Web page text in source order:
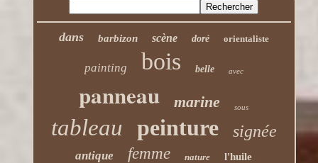
dans barbizon scène doré orientaliste
painting bois belle avec
panneau marine sous
tableau peinture signée
antique femme nature l'huile